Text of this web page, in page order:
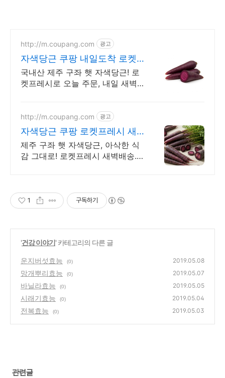
http://m.coupang.com 광고
자색당근 쿠팡 내일도착 로켓
프레시
국내산 제주 구좌 햇 자색당근! 로
켓프레시로 오늘 주문, 내일 새벽
로켓프레시!
http://m.coupang.com 광고
자색당근 쿠팡 로켓프레시 새
벽배송
제주 구좌 햇 자색당근, 아삭한 식
감 그대로! 로켓프레시 새벽배송.
1 구독하기
'건강 이야기' 카테고리의 다른 글
운지버섯효능 (0) 2019.05.08
망개뿌리효능 (0) 2019.05.07
바닐라효능 (0) 2019.05.05
시래기효능 (0) 2019.05.04
전복효능 (0) 2019.05.03
관련글